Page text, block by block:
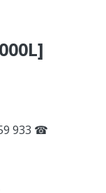
933 ☎